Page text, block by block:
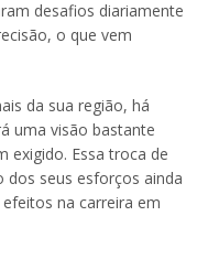
desafios diariamente
o que vem
da sua região, há
uma visão bastante
exigido. Essa troca de
seus esforços ainda
na carreira em